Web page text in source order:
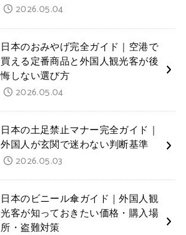
2026.05.04
日本のおみやげ完全ガイド｜空港で
買える定番商品と外国人観光客が後
悔しない選び方
2026.05.04
日本の土足禁止マナー完全ガイド｜
外国人が玄関で迷わない判断基準
2026.05.03
日本のビニール傘ガイド｜外国人観
光客が知っておきたい価格・購入場
所・盗難対策